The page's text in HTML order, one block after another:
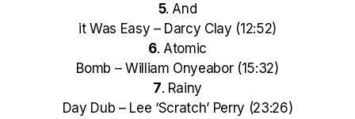
5. And
it Was Easy – Darcy Clay (12:52)
6. Atomic
Bomb – William Onyeabor (15:32)
7. Rainy
Day Dub – Lee ‘Scratch’ Perry (23:26)